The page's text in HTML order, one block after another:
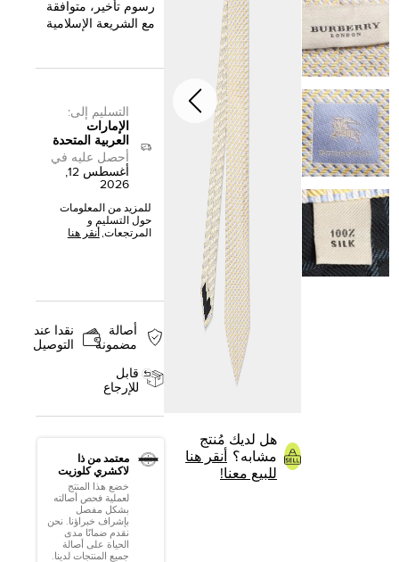
هل لديك مُنتج
مشابه؟
أنقر هنا
للبيع معنا!
رسوم تأخير، متوافقة
مع الشريعة الإسلامية
التسليم إلى:
الإمارات
العربية المتحدة
أحصل عليه في
2026
للمزيد من المعلومات
حول التسليم و
المرتجعات, أنقر هنا
أصالة
مضمونة
نقدا عند
التوصيل
قابل
للإرجاع
معتمد من ذا
لاكشري كلوزيت
خضع هذا المنتج
لعملية فحص أصالته
بشكل مفصل
بإشراف خبراؤنا. نحن
نقدم ضمانًا مدى
الحياة على أصالة
جميع المنتجات لدينا.